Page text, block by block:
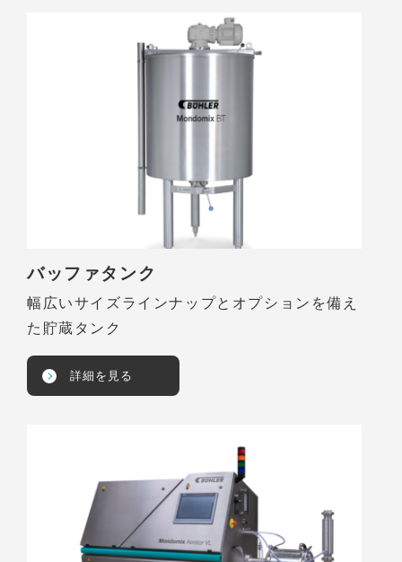
バッファタンク
幅広いサイズラインナップとオプションを備え
た貯蔵タンク
詳細を見る